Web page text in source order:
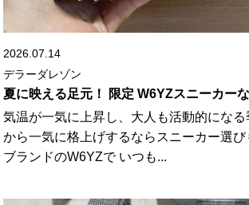
2026.07.14
デラーダレゾン
夏に映える足元！ 限定 W6YZスニーカー
気温が一気に上昇し、大人も活動的にな
から一気に格上げするならスニーカー選び
ブランドのW6YZで いつも...